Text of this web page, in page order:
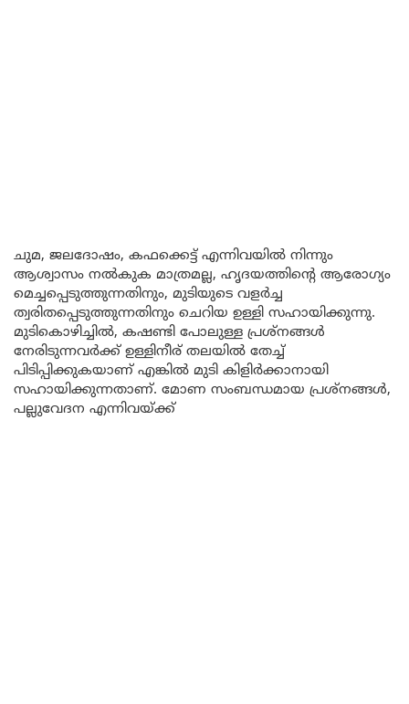
ചുമ, ജലദോഷം, കഫക്കെട്ട് എന്നിവയിൽ നിന്നും
ആശ്വാസം നൽകുക മാത്രമല്ല, ഹൃദയത്തിന്റെ ആരോഗ്യം
മെച്ചപ്പെടുത്തുന്നതിനും, മുടിയുടെ വളർച്ച
ത്വരിതപ്പെടുത്തുന്നതിനും ചെറിയ ഉള്ളി സഹായിക്കുന്നു.
മുടികൊഴിച്ചിൽ, കഷണ്ടി പോലുള്ള പ്രശ്നങ്ങൾ
നേരിടുന്നവർക്ക് ഉള്ളിനീര് തലയിൽ തേച്ച്
പിടിപ്പിക്കുകയാണ് എങ്കിൽ മുടി കിളിർക്കാനായി
സഹായിക്കുന്നതാണ്. മോണ സംബന്ധമായ പ്രശ്നങ്ങൾ,
പല്ലുവേദന എന്നിവയ്ക്ക്